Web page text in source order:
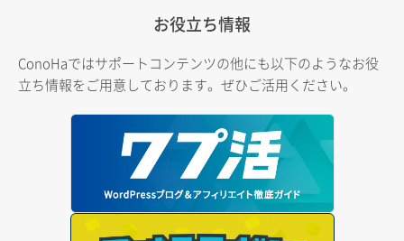
お役立ち情報
ConoHaではサポートコンテンツの他にも以下のようなお役
立ち情報をご用意しております。ぜひご活用ください。